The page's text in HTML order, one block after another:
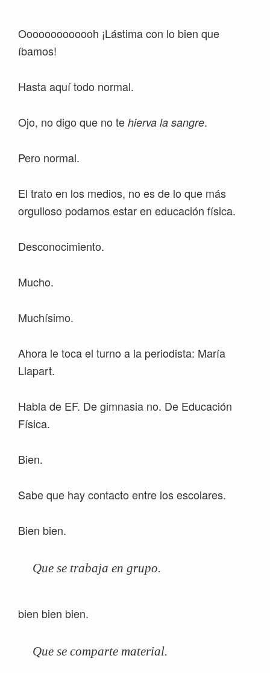
Ooooooooooooh ¡Lástima con lo bien que
íbamos!
Hasta aquí todo normal.
Ojo, no digo que no te hierva la sangre.
Pero normal.
El trato en los medios, no es de lo que más
orgulloso podamos estar en educación física.
Desconocimiento.
Mucho.
Muchísimo.
Ahora le toca el turno a la periodista: María
Llapart.
Habla de EF. De gimnasia no. De Educación
Física.
Bien.
Sabe que hay contacto entre los escolares.
Bien bien.
Que se trabaja en grupo.
bien bien bien.
Que se comparte material.